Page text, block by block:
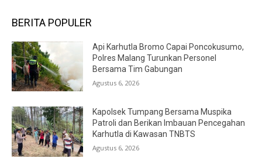
BERITA POPULER
Api Karhutla Bromo Capai Poncokusumo,
Polres Malang Turunkan Personel
Bersama Tim Gabungan
Agustus 6, 2026
Kapolsek Tumpang Bersama Muspika
Patroli dan Berikan Imbauan Pencegahan
Karhutla di Kawasan TNBTS
Agustus 6, 2026